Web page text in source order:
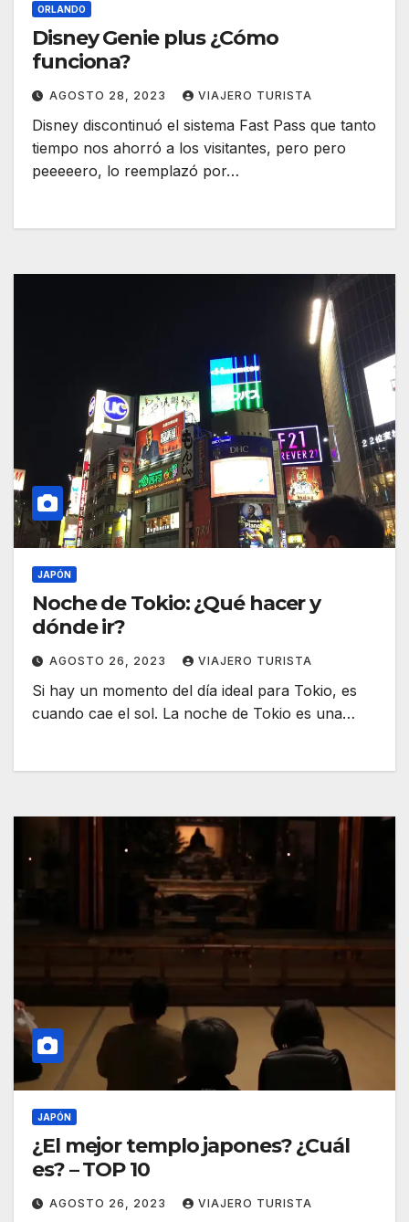
ORLANDO
Disney Genie plus ¿Cómo
funciona?
AGOSTO 28, 2023 VIAJERO TURISTA
Disney discontinuó el sistema Fast Pass que tanto
tiempo nos ahorró a los visitantes, pero pero
peeeeero, lo reemplazó por…
JAPÓN
Noche de Tokio: ¿Qué hacer y
dónde ir?
AGOSTO 26, 2023 VIAJERO TURISTA
Si hay un momento del día ideal para Tokio, es
cuando cae el sol. La noche de Tokio es una…
JAPÓN
¿El mejor templo japones? ¿Cuál
es? – TOP 10
AGOSTO 26, 2023 VIAJERO TURISTA